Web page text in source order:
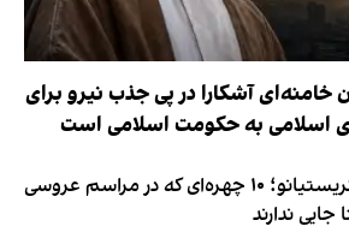
خامنه‌ای آشکارا در پی جذب نیرو برای
اسلامی به حکومت اسلامی است
لیست ممنوعه کریستیانو؛ ۱۰ چهره‌ای که در مراسم عروسی
جایی ندارند